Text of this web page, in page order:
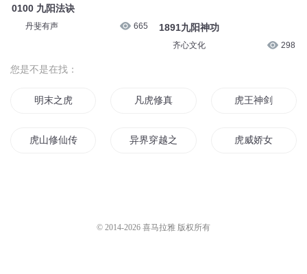
0100 九阳法诀
丹斐有声 665 1891九阳神功
齐心文化 298
您是不是在找：
明末之虎 凡虎修真 虎王神剑
虎山修仙传 异界穿越之虎虎生风 虎威娇女
© 2014-2026 喜马拉雅 版权所有